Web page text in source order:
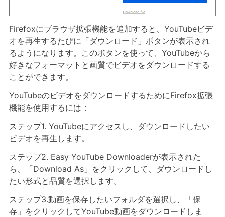
Firefoxにブラウザ拡張機能を追加すると、YouTubeビデ
オを再生するたびに「ダウンロード」ボタンが表示され
るようになります。このボタンを使って、YouTubeから
好きなフォーマットと画質でビデオをダウンロードする
ことができます。
YouTubeのビデオをダウンロードするためにFirefox拡張
機能を使用するには：
ステップ1. YouTubeにアクセスし、ダウンロードしたい
ビデオを再生します。
ステップ2. Easy YouTube Downloaderが表示された
ら、「Download As」をクリックして、ダウンロードし
たい形式と品質を選択します。
ステップ3.動画を保存したいフォルダを選択し、「保
存」をクリックしてYouTube動画をダウンロードしま